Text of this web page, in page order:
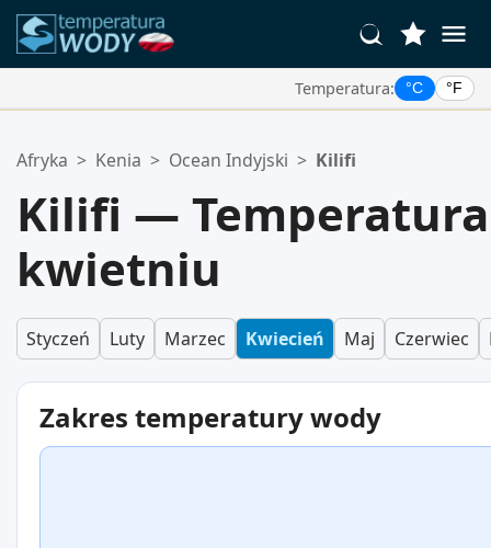
Temperatura: °C °F
Twoja lista ulubionych jest pusta.
Afryka > Kenia > Ocean Indyjski > Kilifi
Kilifi —
kwietniu
Styczeń Luty Marzec Kwiecień Maj Czerwiec
Zakres temperatury wody